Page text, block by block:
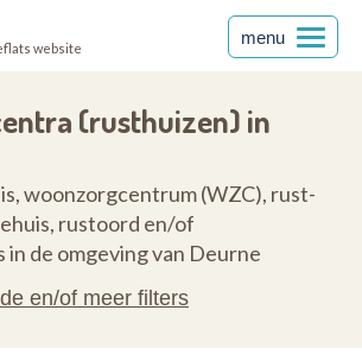
website
menu
(rusthuizen) in
woonzorgcentrum (WZC), rust-
rustoord en/of
de omgeving van Deurne
en/of meer filters